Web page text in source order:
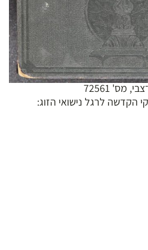
מס' 72561
הקדשה לרגל נישואי הזוג: